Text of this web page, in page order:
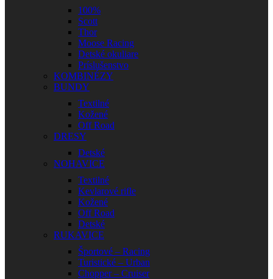
100%
Scott
Thor
Moose Racing
Detské okuliare
Príslušenstvo
KOMBINÉZY
BUNDY
Textilné
Kožené
Off Road
DRESY
Detské
NOHAVICE
Textilné
Kevlarové rifle
Kožené
Off Road
Detské
RUKAVICE
Športové – Racing
Turistické – Urban
Chopper – Cruiser